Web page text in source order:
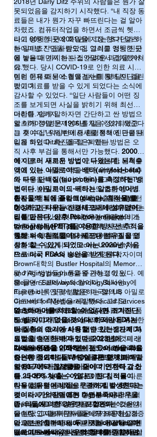
해서도 괜찮은 신뢰도를 보였으며, 환자의 입
장에서는 엄청나게 간편해진 것이죠, 척추에
구멍을 뚫어 뇌척수액을 뽑아내는 과정이 필
요치 않으니 말입니다.
여기 소개된 논문을 요약하자면, 타우(Tau)는
미세소관에 결합하는 단백질로 미세소관을 안
정화시키는 것이 알려져 있습니다. 그런데 알
츠하이머병 환자들의 뇌 신경세포에는 과인산
화(hyperphosphorelation)된 형태의 타우가 많
이 발견된다는 것이 알려져 있습니다(1). 이 타
우 단백질이 과인산화되면 미세소관이 무너져
축삭이 축소되고 신경세포의 기능이 떨어집니
다. 결과적으로 신경세포는 죽게 되는데 바로
이 과정이 알츠하이머병에서 볼 수 있는 현상
이죠. 이렇게 죽은 신경세포의 부산물이 일부
혈액으로 나오는데 이때 타우의 인산화된 형
태가 많이 나오게 됩니다. 따라서 타우의 인산
화형(p-tau217)과 비인산화형 tau 단백질의 상
대적인 양을 측정하면 알츠하이머병의 증세에
의해 죽은 신경세포들이 얼마나 되는지 추정
할 수 있다는 것입니다. 이와는 별개로 알츠하
이머병에서 뇌속 plaque(침적물)을 형성하는
아밀로이드-베타(amyloid-beta)의 두 가지 형
태인 42Kd과 40Kd의 상대적인 양(TP42/40)을
초기 진단에 사용합니다. 이 TP42/20 값이 낮
아지면 초기 치매가 진행된다고 보는 거죠. 이
렇게 Mass-spectrometry를 이용해 p-
tau217/tau 비율과 total blood Amyloid-beta
42/40(TB42/40)을 측정하여 알츠하이머병의 진
행이 일어나고 있는지 알아볼 수 있다는 내용
입니다. 아직 FDA의 승인을 받지는 못 한 듯
합니다만, 이제 치매도 예방할 수 있는 건가?
기대해 봅니다.
(1) Duan D. X., Chai G. S., Ni Z. F., et al.
Journal of Alzheimer’s Disease.
2013;37(4):795–808. doi: 10.3233/JAD-130377.
못되었음을 감지하기 시작했다. “내 직장 동
료들은 내가 뭔가 자꾸 빠뜨린다는 걸 알아
차렸죠. 컴퓨터작업을 하면서 조금씩 헷갈
리고 엉뚱한 곳에 화일을 저장 한다던가 하
는 일이죠.” “집사람도 집 열쇠를 엉뚱한 곳
에 놓는다 던지 하는 집안일에서 감지했어
요.”
나이 60이 되던 2021년에 그는 초기 알츠
하이머병 진단을 받았다. 그리고 정식 진단
을 받을 때 까지는 다소 어려운 과정을 거쳐
야 했다. 당시 COVID-19로 인한 의료 시스
템의 문제로 뇌 스켄을 받는데 몇 달이 걸린
것이다.
이런 이유 때문에 혈액검사를 통해 진단을
받고 치료를 받을 수 있게 되었다는 소식에
감사할 수 있었다. “일단 사람들이 어떤 징
조를 보게되면 사실을 밝히기 위해 최선을
다한다. 쉽게 말하자면 간단하고 싼 방법으
로 이게 정말 문제인지를 알 수 있게 해준다
는 것이다.” 워싱턴에서 환경정책에 관련된
일을 하던 Ditz는 결국 은퇴한다.
머리를 지키자
알츠하이머병은 1906년 처음 정의되었고
그 후 수십년 뒤부터 증세를 통해 진단을 내
리게 되었다. 확진을 할 수 있는 방법은 오
직 사후 부검을 통해서만 가능했다. 2000대
에 이르러 새로운 방법이 나왔는데, 뇌척수
액에 있는 아밀로이드-베타(amyloid-beta)
와 타우 단백질(tau protein)를 측정하는 방
법이다. 아밀로이드-베타는 알츠하이머병
환자들의 뇌에 플라크(plaque, 침적물)를
형성하고, 타우는 신경세포내에 섬유덩어
리를 만든다. 이후 Positron emission
tomography(PET)를 이용한 방사선 추적을
통해 뇌속 침적물이나 세포내 섬유질을 영
상화 할 수 있게 되었고 이는 2020년 처음
으로 미국 FDA의 승인을 받게 된다.
하지만 이 두가지 방법 모두 심각한 문제를
갖고 있다. 뇌척수액을 얻기 위해서는 척추
에 구멍을 내어 얻어야 한다. 그리고 PET의
경우는 높은 가격의 구하기도 힘든 방사선
물질을 인체에 주입해야 한다. 이는 워싱턴
D.C와 같은 대도시에서도 꽤 시간이 걸리는
일이고 작은 소도시의 경우는 이런 서비스
가 제공되기는 어려울 것이다.
이런 단백질들을 혈액에서 검출하는 방법
이 나오면 사람들이 보다 쉽게 빠르게 진단
을 받을 수 있을 것이다. 이런 진단법의 개
발은 사람들에게 조금 더 일찍 진단받고 치
료할 수 있는 길을 열어줄 것이다.
“알츠하이머를 혈액으로 진단한다면 정말
흥분되는 일입니다.” Brown University in
Province, Rhode Island의 신경과학자이며
Brown대학의 Bustler Hospital의 Memory
and Aging program을 주관하고 있는
Stephen Salloway의 말이다. Salloway에
따르면 비록 몇몇 방법은 미국의 US
Centers for Medicare와 Medicaid Services
가 정하는 법에 따라 실험실 검사로서의 품
질보증이 이루어졌고 실제로 의사들이 사
용할 수도 있지만 아직 어떤 진단법도 FDA
의 승인 받지 못했다고 한다고 한다. “제 생
각에는 FDA 승인이 멀지 않았다고 생각해
요. 아마 12개월이내에 이루어질 것이라 확
신합니다.”라고 말했다.
몇 가지 방법들이 통과될 가능성이 있다. 예
를 들면 도쿄에 biotechnology회사인
Fujirebio는 연구에 활용하는 혈액속 아밀로
이드-베타 측정법을 개발했다. 그리고
Massachusette의 cambridge에 위치한
Biogen, 그리고 California의 Brea에 위치한
Beckman Coulter사와 협업으로 진단에 사
용할 혈액내 타우 측정법을 개발할 것이라
고 발표하였다.
알츠하이머를 치료할 수 없다면 조기진단
도 별 의미가 없을 것이다. 하지만 FDA는
이 질환의 초기에 사용할 수 있는 2가지 치
료법을 승인한 바가 있다. 2023년에
Lecanemab을 2024년에는 Donanemab을
승인한 것이다. 둘다 단일클론 항체로 아밀
로이드-베타 침적물을 줄이며 인지력 감소
를 25-35% 늦출 수 있다고 한다.비록 다른
약들이 다른 증세들을 완화시킬 수 있다고
알려지지만, 단일클론 항체를 이용한 침적
물의 감소로 병의 진행을 막으려는 것은 처
음이다. 그 결과 환자들은 초기 내지는 경증
의 알츠하이머 증세에 머무는 기간이 길어
졌다고 Salloway는 말했다. “이게 사람들이
치매의 원인을 이해하는 것도 이 병을 치료
하는데 중요하다. WHO에 따르면 치매의
약 60-70%가 알츠하이머에 기인한다고 한
다. 나머지 치매는 아밀로이드 침적물이나
타우 섬유덩어리와는 무관하게 발생한다는
것이다. 기억장애에는 수면부족이나 우울
증, 약물에 의한 경우가 포함된다.“그러니
단순한 인지능력 검사와 뇌구조의 형상화
만으로는 충분치 않다는 것입니다.” 스웨덴
Lund University의 신경생물학자인 Oskar
침적물을 찾는 방법으로 미조리주 새인트
루이스에 소재한 C2N Dignostics사의
PrecivityAD가 FDA로부터 2019년에 승인
을 받았고 따라서 의사들에게 제공되고 있
다. 지난 2월 Hansson과 그의 동료들의 연
구에 따르면 이 검사는 뇌척수액 검사와 같
결과는 인상적이다.두 가지biomarker, 아
밀로이드-베타와 타우의 형태를 종합하면